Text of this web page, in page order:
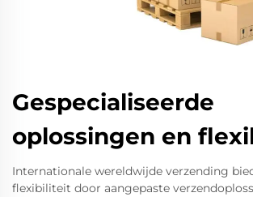
Gespecialiseerde
oplossingen en
Internationale wereldwijde verzending
flexibiliteit door aangepaste